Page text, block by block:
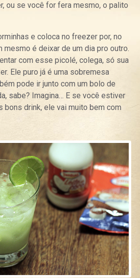
ou se você for fera mesmo, o palito
e coloca no freezer por, no
mesmo é deixar de um dia pro outro.
com esse picolé, colega, só sua
Ele puro já é uma sobremesa
pode ir junto com um bolo de
sabe? Imagina… E se você estiver
bons drink, ele vai muito bem com